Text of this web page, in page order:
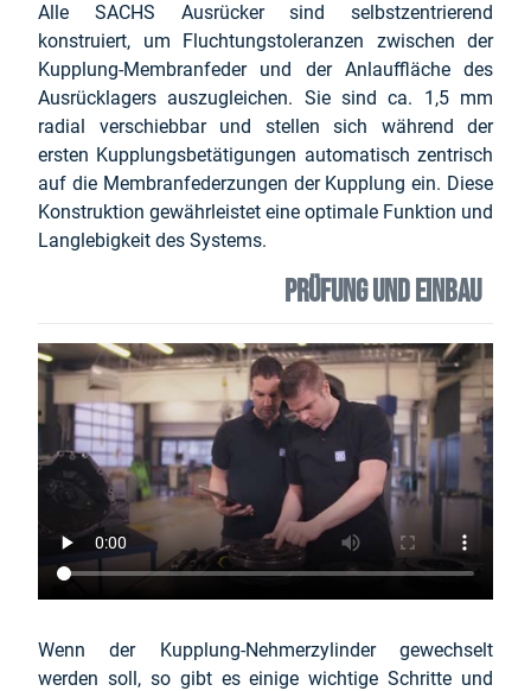
Alle SACHS Ausrücker sind selbstzentrierend
konstruiert, um Fluchtungstoleranzen zwischen der
Kupplung-Membranfeder und der Anlauffläche des
Ausrücklagers auszugleichen. Sie sind ca. 1,5 mm
radial verschiebbar und stellen sich während der
ersten Kupplungsbetätigungen automatisch zentrisch
auf die Membranfederzungen der Kupplung ein. Diese
Konstruktion gewährleistet eine optimale Funktion und
Langlebigkeit des Systems.
PRÜFUNG UND EINBAU
Wenn der Kupplung-Nehmerzylinder gewechselt
werden soll, so gibt es einige wichtige Schritte und